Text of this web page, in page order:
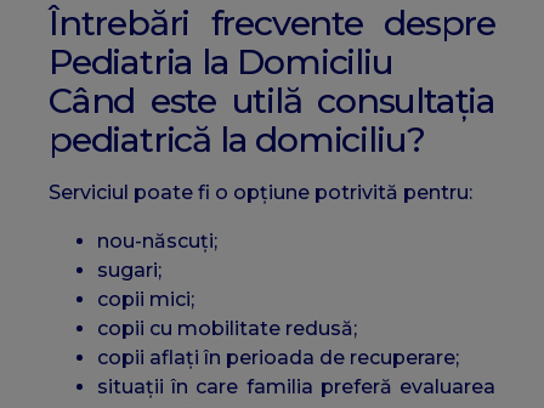
Întrebări frecvente despre
Pediatria la Domiciliu
Când este utilă consultația
pediatrică la domiciliu?
Serviciul poate fi o opțiune potrivită pentru:
nou-născuți;
sugari;
copii mici;
copii cu mobilitate redusă;
copii aflați în perioada de recuperare;
situații în care familia preferă evaluarea